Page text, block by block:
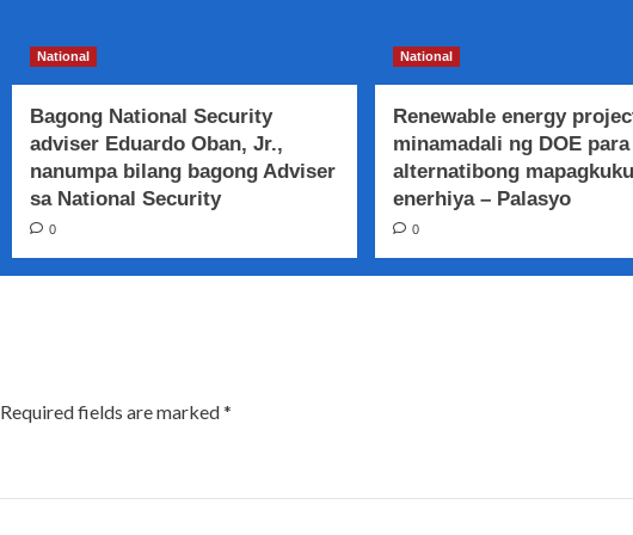
National
Bagong National Security
adviser Eduardo Oban, Jr.,
nanumpa bilang bagong Adviser
sa National Security
0
National
Renewable energy
minamadali ng DOE para
alternatibong
enerhiya – Palasyo
0
Required fields are marked*